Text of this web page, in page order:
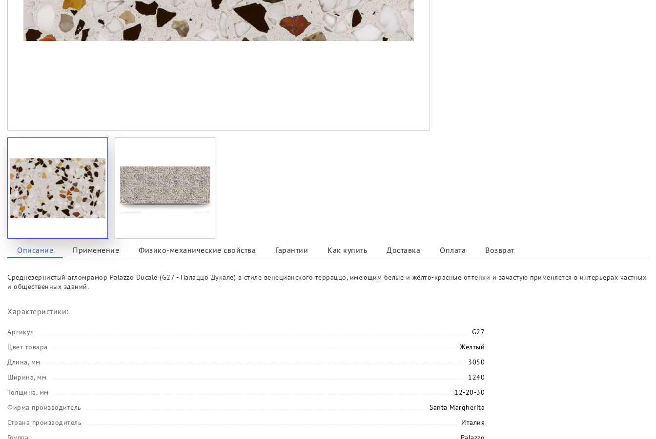
Описание Применение Физико-механические свойства Гарантии Как купить Доставка Оплата Возврат
Среднезернистый агломрамор Palazzo Ducale (G27 - Палаццо Дукале) в стиле венецианского терраццо, имеющим белые и жёлто-красные оттенки и зачастую применяется в интерьерах частных
и общественных зданий.
Характеристики:
Артикул
G27
Цвет товара
Желтый
Длина, мм
3050
Ширина, мм
1240
Толщина, мм
12-20-30
Фирма производитель
Santa Margherita
Страна производитель
Италия